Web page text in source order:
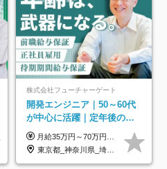
株式会社フューチャーゲート
開発エンジニア｜50～60代
が中心に活躍｜定年後の給
与減ナシ｜年収50万円アッ
プ実績／昇給率92％（直近3
年）
月給35万円～70万円（固定残業代30時間分63,869円～を含む）+賞与年1回 ※30時間を超える分は別途支給します ●これまでのご経験・スキル・前職給与をできる限り考慮します ●待機期間も給与を100％支給します ●試用期間中も給与や福利厚生は同じです ≪年収を維持しながら長く働けます！≫ 一般的な企業では55歳や60歳を機に年収が下がりますが、 当社は役職などではなく「スキルや経験」で評価。 エンジニアとして長く働きながら あなたにふさわしい年収を維持できます！
東京都_神奈川県_埼玉県_千葉県